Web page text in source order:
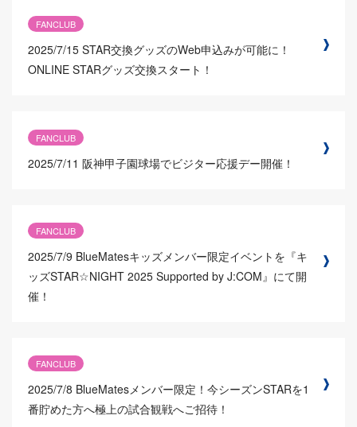
FANCLUB
2025/7/15 STAR交換グッズのWeb申込みが可能に！
ONLINE STARグッズ交換スタート！
FANCLUB
2025/7/11 阪神甲子園球場でビジター応援デー開催！
FANCLUB
2025/7/9 BlueMatesキッズメンバー限定イベントを『キ
ッズSTAR☆NIGHT 2025 Supported by J:COM』にて開
催！
FANCLUB
2025/7/8 BlueMatesメンバー限定！今シーズンSTARを1
番貯めた方へ極上の試合観戦へご招待！